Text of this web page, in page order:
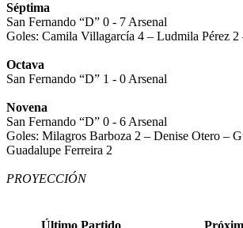
Séptima
San Fernando “D” 0 - 7 Arsenal
Goles: Camila Villagarcía 4 – Ludmila Pérez
Octava
San Fernando “D” 1 - 0 Arsenal
Novena
San Fernando “D” 0 - 6 Arsenal
Goles: Milagros Barboza 2 – Denise Otero –
Guadalupe Ferreira 2
PROYECCIÓN